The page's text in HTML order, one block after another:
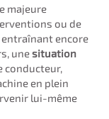
majeure
ou de
encore
unesituation
en plein
lui-même